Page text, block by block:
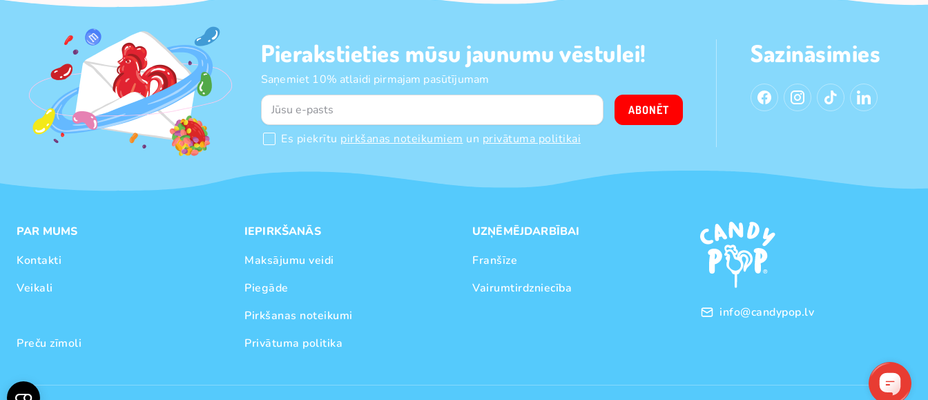
Pierakstieties mūsu jaunumu vēstulei!
Saņemiet 10% atlaidi pirmajam pasūtījumam
Es piekrītu pirkšanas noteikumiem un privātuma politikai
ABONĒT
Sazināsimies
PAR MUMS
Kontakti
Veikali
Preču zīmoli
IEPIRKŠANĀS
Maksājumu veidi
Piegāde
Pirkšanas noteikumi
Privātuma politika
UZŅĒMĒJDARBĪBAI
Franšīze
Vairumtirdzniecība
info@candypop.lv